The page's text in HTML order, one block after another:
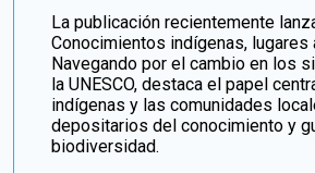
La publicación recientemente
Conocimientos indígenas, lugares
Navegando por el cambio en los
la UNESCO, destaca el papel
indígenas y las comunidades
depositarios del conocimiento y
biodiversidad.